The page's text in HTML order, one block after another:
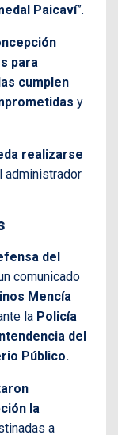
Paicaví”.
para
cumplen
y
realizarse
administrador
del
comunicado
Mencía
la Policía
del
Público.
la
a